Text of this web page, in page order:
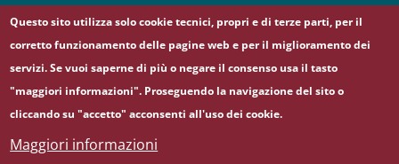
Sapienza Wireless
Career service
© Sapienza Università di Roma - Piazzale Aldo Moro 5,
Questo sito utilizza solo cookie tecnici, propri e di terze parti, per il
corretto funzionamento delle pagine web e per il miglioramento dei
servizi. Se vuoi saperne di più o negare il consenso usa il tasto
"maggiori informazioni". Proseguendo la navigazione del sito o
cliccando su "accetto" acconsenti all'uso dei cookie.
Maggiori informazioni